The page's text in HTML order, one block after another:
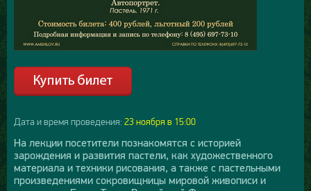
Дата и время проведения: 23 ноября в 15:00
На лекции посетители познакомятся с историей
зарождения и развития пастели, как художественного
материала и техники рисования, а также с пастельными
произведениями сокровищницы мировой живописи и